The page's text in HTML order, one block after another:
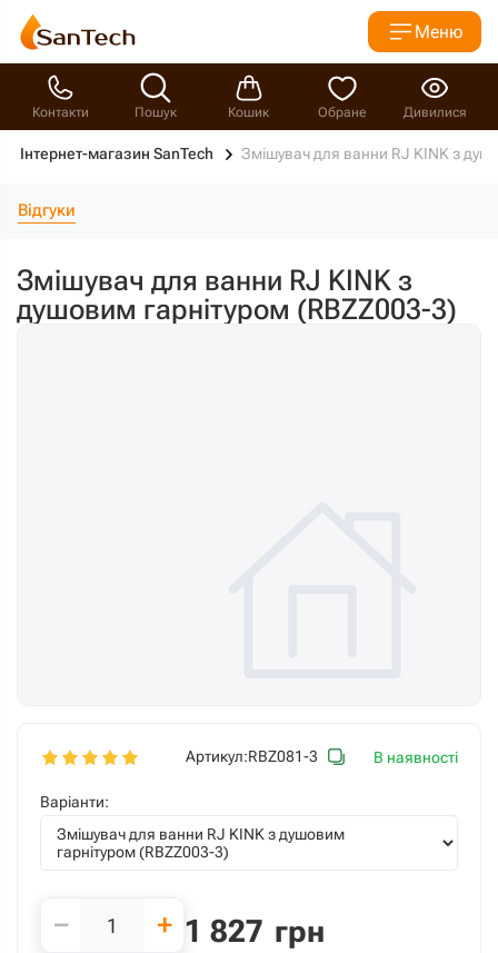
Меню
Контакти Пошук Кошик Обране Дивилися
Інтернет-магазин SanTech Змішувач для ванни RJ KINK з
Відгуки
Змішувач для ванни RJ KINK з
душовим гарнітуром (RBZZ003-3)
Артикул:RBZ081-3 В наявності
Варіанти:
− + 1 827 грн